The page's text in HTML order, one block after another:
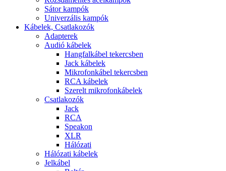
Sátor kampók
Univerzális kampók
Kábelek, Csatlakozók
Adapterek
Audió kábelek
Hangfalkábel tekercsben
Jack kábelek
Mikrofonkábel tekercsben
RCA kábelek
Szerelt mikrofonkábelek
Csatlakozók
Jack
RCA
Speakon
XLR
Hálózati
Hálózati kábelek
Jelkábel